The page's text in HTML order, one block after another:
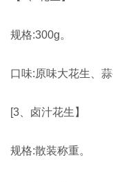
规格:300g。
口味:原味大花生、
[3、卤汁花生】
规格:散装称重。